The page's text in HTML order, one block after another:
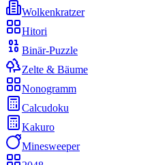
Wolkenkratzer
Hitori
Binär-Puzzle
Zelte & Bäume
Nonogramm
Calcudoku
Kakuro
Minesweeper